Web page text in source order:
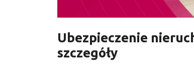
Ubezpieczenie
szczegóły